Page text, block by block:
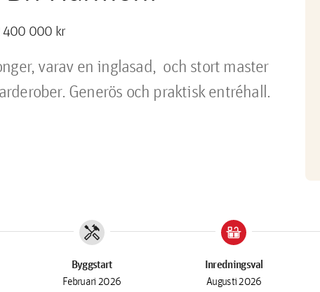
400 000 kr
varav en inglasad,  och stort master
Generös och praktisk entréhall.
handyman
Byggstart
Februari 2026
countertops
Inredningsval
Augusti 2026